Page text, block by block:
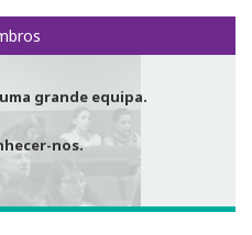
grande equipa.
nos.